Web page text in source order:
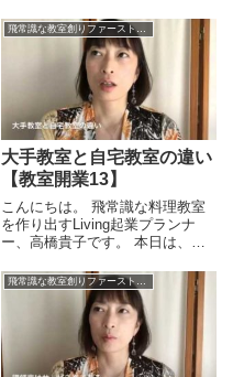
大手教室と自宅教室の違い
【教室開業13】
こんにちは。 飛常識な料理教室
を作り出すLiving起業プランナ
ー、高橋貴子です。 本日は、
ということについて考えてみたい
と思います。大手の教室はフラン
チャイズ化されていますので、
設備が整っているとか、 カ...
飛常識な教室創りファーストステップ31プログラム